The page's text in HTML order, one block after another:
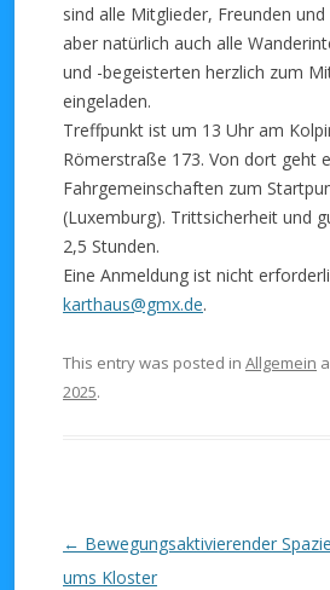
sind alle Mitglieder, Freunden
aber natürlich auch alle
und -begeisterten herzlich zum
eingeladen.
Treffpunkt ist um 13 Uhr am
Römerstraße 173. Von dort geht
Fahrgemeinschaften zum
(Luxemburg). Trittsicherheit und
2,5 Stunden.
Eine Anmeldung ist nicht
karthaus@gmx.de.
This entry was posted in Allgemein
2025.
Post navigation
← Bewegungsaktivierender
ums Kloster